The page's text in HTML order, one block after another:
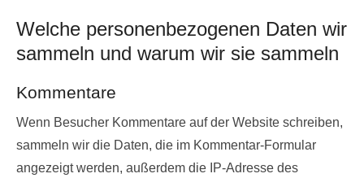
Welche personenbezogenen Daten wir
sammeln und warum wir sie sammeln
Kommentare
Wenn Besucher Kommentare auf der Website schreiben,
sammeln wir die Daten, die im Kommentar-Formular
angezeigt werden, außerdem die IP-Adresse des